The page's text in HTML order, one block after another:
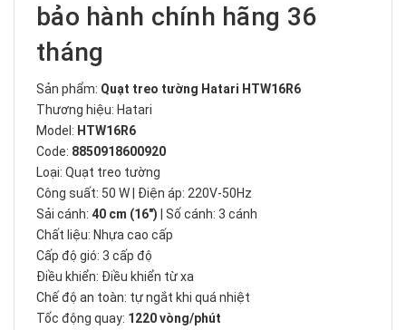
bảo hành chính hãng 36
tháng
Sản phẩm: Quạt treo tường Hatari HTW16R6
Thương hiệu: Hatari
Model: HTW16R6
Code: 8850918600920
Loại: Quạt treo tường
Công suất: 50 W | Điện áp: 220V-50Hz
Sải cánh: 40 cm (16") | Số cánh: 3 cánh
Chất liệu: Nhựa cao cấp
Cấp độ gió: 3 cấp độ
Điều khiển: Điều khiển từ xa
Chế độ an toàn: tự ngắt khi quá nhiệt
Tốc động quay: 1220 vòng/phút